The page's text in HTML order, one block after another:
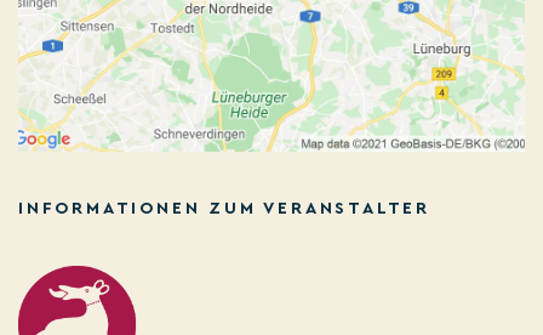
INFORMATIONEN ZUM VERANSTALTER